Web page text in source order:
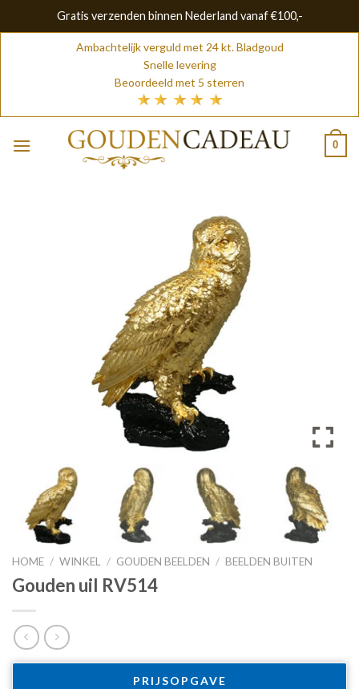
Gratis verzenden binnen Nederland vanaf €100,-
Ambachtelijk verguld met 24 kt. Bladgoud
Snelle levering
Beoordeeld met 5 sterren
0
HOME / WINKEL / GOUDEN BEELDEN / BEELDEN BUITEN
Gouden uil RV514
PRIJSOPGAVE